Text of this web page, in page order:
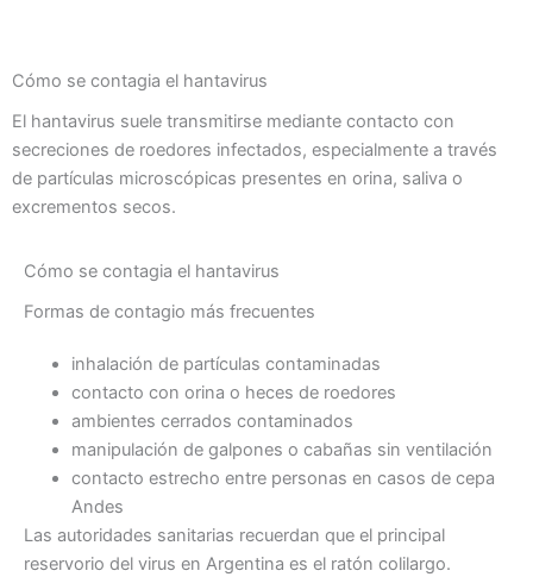
Cómo se contagia el hantavirus
El hantavirus suele transmitirse mediante contacto con
secreciones de roedores infectados, especialmente a través
de partículas microscópicas presentes en orina, saliva o
excrementos secos.
Cómo se contagia el hantavirus
Formas de contagio más frecuentes
inhalación de partículas contaminadas
contacto con orina o heces de roedores
ambientes cerrados contaminados
manipulación de galpones o cabañas sin ventilación
contacto estrecho entre personas en casos de cepa
Andes
Las autoridades sanitarias recuerdan que el principal
reservorio del virus en Argentina es el ratón colilargo.